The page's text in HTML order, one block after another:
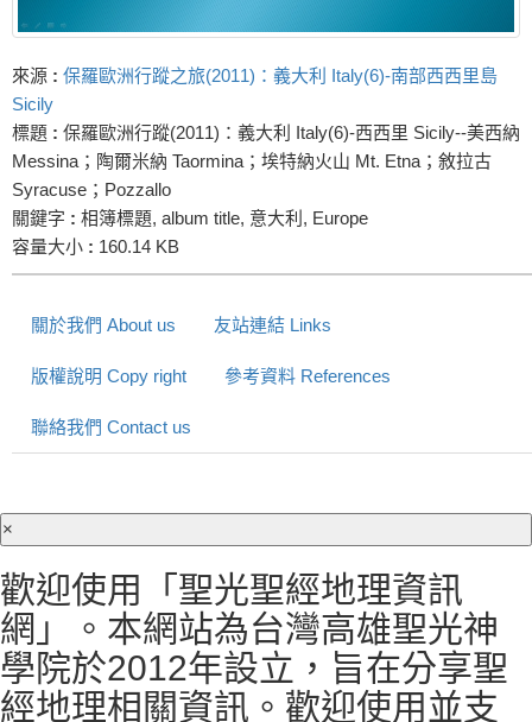
來源 : 保羅歐洲行蹤之旅(2011)：義大利 Italy(6)-南部西西里島
Sicily
標題 : 保羅歐洲行蹤(2011)：義大利 Italy(6)-西西里 Sicily--美西納
Messina；陶爾米納 Taormina；埃特納火山 Mt. Etna；敘拉古
Syracuse；Pozzallo
關鍵字 : 相簿標題, album title, 意大利, Europe
容量大小 : 160.14 KB
關於我們 About us 友站連結 Links
版權說明 Copy right 參考資料 References
聯絡我們 Contact us
×
歡迎使用「聖光聖經地理資訊
網」。本網站為台灣高雄聖光神
學院於2012年設立，旨在分享聖
經地理相關資訊。歡迎使用並支